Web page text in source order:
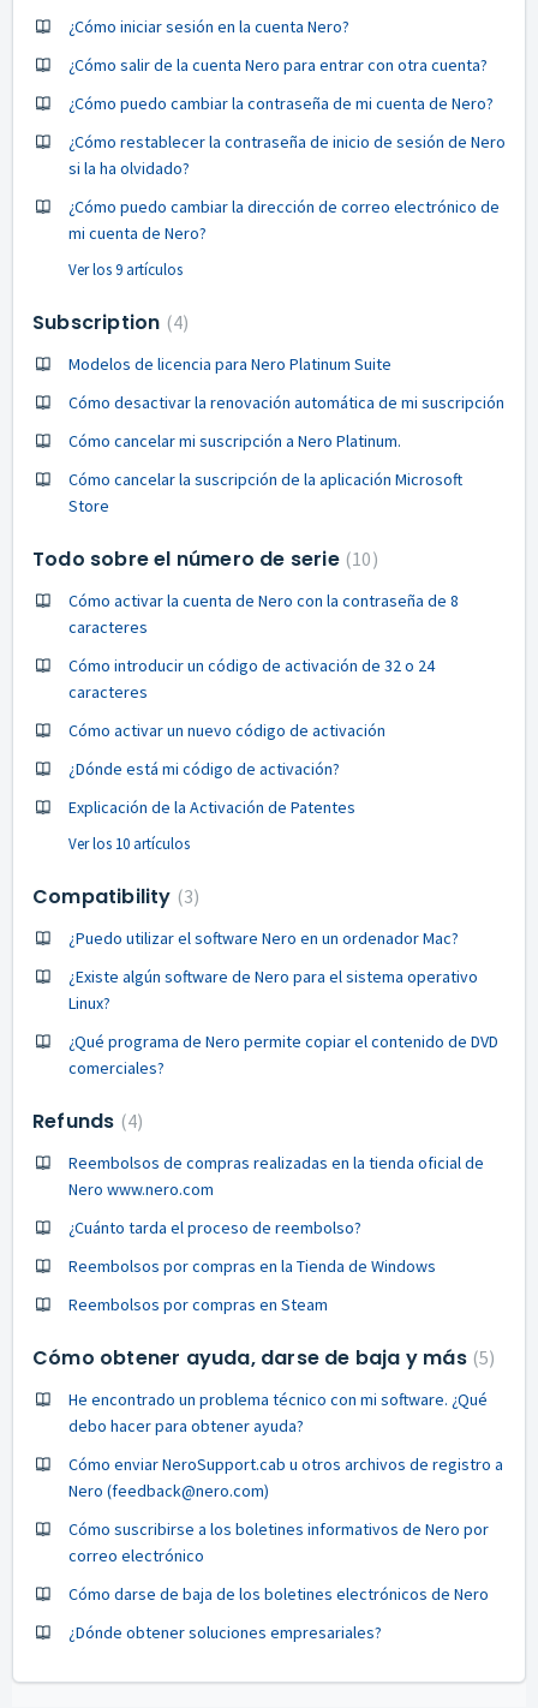
¿Cómo iniciar sesión en la cuenta Nero?
¿Cómo salir de la cuenta Nero para entrar con otra cuenta?
¿Cómo puedo cambiar la contraseña de mi cuenta de Nero?
¿Cómo restablecer la contraseña de inicio de sesión de Nero
si la ha olvidado?
¿Cómo puedo cambiar la dirección de correo electrónico de
mi cuenta de Nero?
Ver los 9 artículos
Subscription 4
Modelos de licencia para Nero Platinum Suite
Cómo desactivar la renovación automática de mi suscripción
Cómo cancelar mi suscripción a Nero Platinum.
Cómo cancelar la suscripción de la aplicación Microsoft
Store
Todo sobre el número de serie 10
Cómo activar la cuenta de Nero con la contraseña de 8
caracteres
Cómo introducir un código de activación de 32 o 24
caracteres
Cómo activar un nuevo código de activación
¿Dónde está mi código de activación?
Explicación de la Activación de Patentes
Ver los 10 artículos
Compatibility 3
¿Puedo utilizar el software Nero en un ordenador Mac?
¿Existe algún software de Nero para el sistema operativo
Linux?
¿Qué programa de Nero permite copiar el contenido de DVD
comerciales?
Refunds 4
Reembolsos de compras realizadas en la tienda oficial de
Nero www.nero.com
¿Cuánto tarda el proceso de reembolso?
Reembolsos por compras en la Tienda de Windows
Reembolsos por compras en Steam
Cómo obtener ayuda, darse de baja y más 5
He encontrado un problema técnico con mi software. ¿Qué
debo hacer para obtener ayuda?
Cómo enviar NeroSupport.cab u otros archivos de registro a
Nero (feedback@nero.com)
Cómo suscribirse a los boletines informativos de Nero por
correo electrónico
Cómo darse de baja de los boletines electrónicos de Nero
¿Dónde obtener soluciones empresariales?